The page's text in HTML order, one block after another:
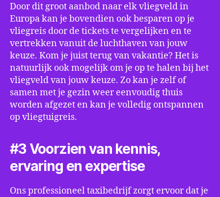
Door dit groot aanbod naar elk vliegveld in
Europa kan je bovendien ook besparen op je
vliegreis door de tickets te vergelijken en te
vertrekken vanuit de luchthaven van jouw
keuze. Kom je juist terug van vakantie? Het is
natuurlijk ook mogelijk om je op te halen bij het
vliegveld van jouw keuze. Zo kan je zelf of
samen met je gezin weer eenvoudig thuis
worden afgezet en kan je volledig ontspannen
op vliegtuigreis.
#3 Voorzien van kennis,
ervaring en expertise
Ons professioneel taxibedrijf zorgt ervoor dat je